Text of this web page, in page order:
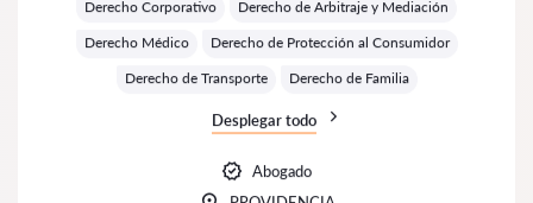
Derecho Corporativo
Derecho de Arbitraje y Mediación
Derecho Médico
Derecho de Protección al Consumidor
Derecho de Transporte
Derecho de Familia
Desplegar todo
Abogado